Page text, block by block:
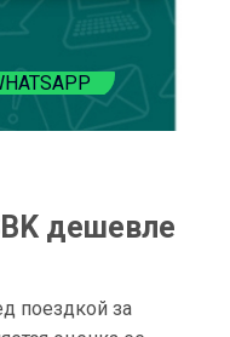
дешевле
поездкой за